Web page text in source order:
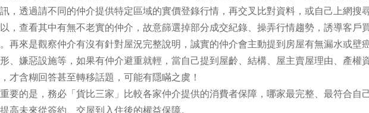
，透過請不同的仲介提供特定區域的實價登錄行情，再交叉比對資料，或自己上網搜
，查看其中有無不老實的仲介，故意篩選掉部分成交紀錄、操弄行情趨勢，誘導客戶
再來是觀察仲介有沒有針對屋況完整說明，誠實的仲介會主動提到房屋有無漏水或壁
、嫌惡設施等，如果有仲介避重就輕，當自己提到屋齡、結構、屋主賣屋理由、產權
才含糊回答甚至轉移話題，可能有隱瞞之虞！
要的是，務必「貨比三家」比較各家仲介提供的消費者保障，哪家最完整、最符合自
高未來從簽約、交屋到入住後的權益保障。